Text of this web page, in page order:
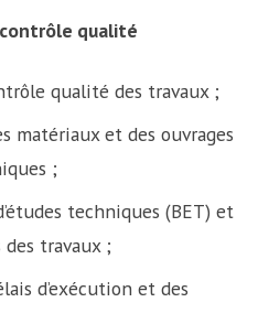
qualité
qualité des travaux ;
matériaux et des ouvrages
;
techniques (BET) et
travaux ;
d’exécution et des